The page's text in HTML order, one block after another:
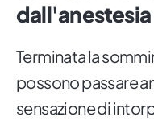
Terminata la
possono passare
sensazione di